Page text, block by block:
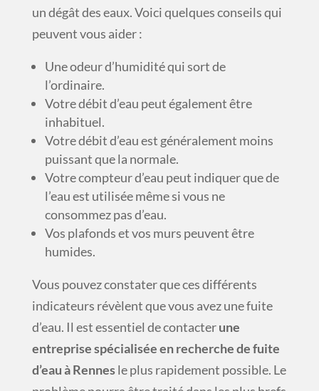
un dégât des eaux. Voici quelques conseils qui
peuvent vous aider :
Une odeur d’humidité qui sort de
l’ordinaire.
Votre débit d’eau peut également être
inhabituel.
Votre débit d’eau est généralement moins
puissant que la normale.
Votre compteur d’eau peut indiquer que de
l’eau est utilisée même si vous ne
consommez pas d’eau.
Vos plafonds et vos murs peuvent être
humides.
Vous pouvez constater que ces différents
indicateurs révèlent que vous avez une fuite
d’eau. Il est essentiel de contacterune
entreprise spécialisée en recherche de fuite
d’eau à Rennesle plus rapidement possible. Le